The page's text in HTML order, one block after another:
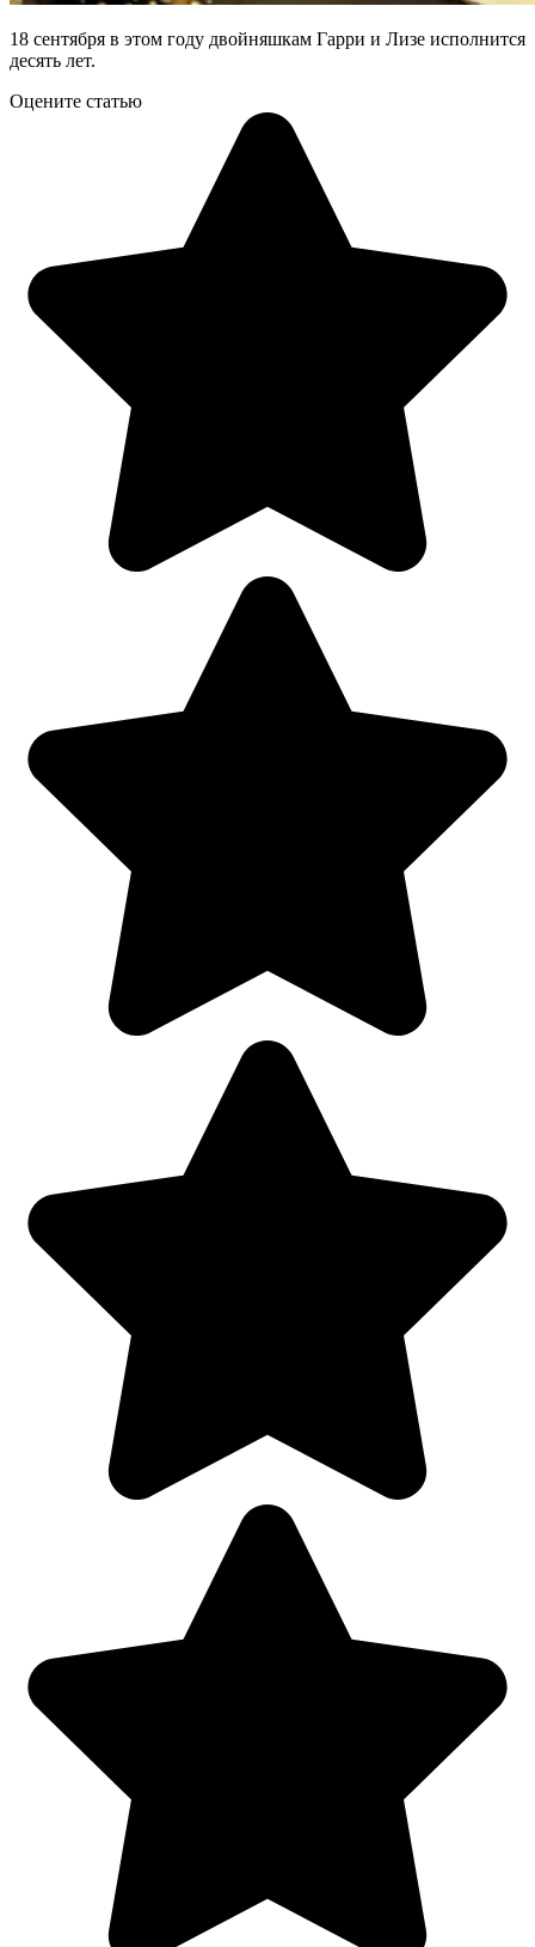
18 сентября в этом году двойняшкам Гарри и Лизе исполнится
десять лет.
Оцените статью